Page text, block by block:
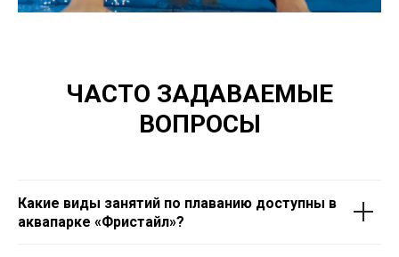
ЧАСТО ЗАДАВАЕМЫЕ
ВОПРОСЫ
Какие виды занятий по плаванию доступны в
аквапарке «Фристайл»?